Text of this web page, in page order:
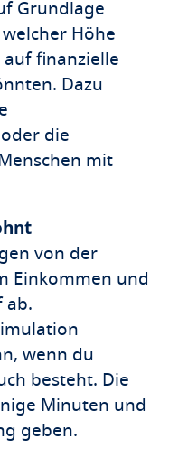
Grundlage
Höhe
auf finanzielle
Dazu
die
mit
von der
Einkommen und
ab.
wenn du
besteht. Die
Minuten und
geben.